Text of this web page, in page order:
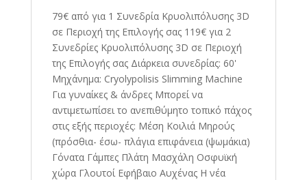
79€ από για 1 Συνεδρία Κρυολιπόλυσης 3D
σε Περιοχή της Επιλογής σας 119€ για 2
Συνεδρίες Κρυολιπόλυσης 3D σε Περιοχή
της Επιλογής σας Διάρκεια συνεδρίας: 60'
Μηχάνημα: Cryolypolisis Slimming Machine
Για γυναίκες & άνδρες Μπορεί να
αντιμετωπίσει το ανεπιθύμητο τοπικό πάχος
στις εξής περιοχές: Μέση Κοιλιά Μηρούς
(πρόσθια- έσω- πλάγια επιφάνεια (ψωμάκια)
Γόνατα Γάμπες Πλάτη Μασχάλη Οσφυϊκή
χώρα Γλουτοί Εφήβαιο Αυχένας Η νέα